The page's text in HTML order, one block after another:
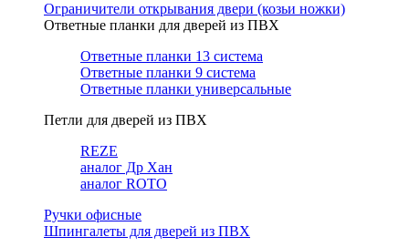
Ограничители открывания двери (козьи ножки)
Ответные планки для дверей из ПВХ
Ответные планки 13 система
Ответные планки 9 система
Ответные планки универсальные
Петли для дверей из ПВХ
REZE
аналог Др Хан
аналог ROTO
Ручки офисные
Шпингалеты для дверей из ПВХ